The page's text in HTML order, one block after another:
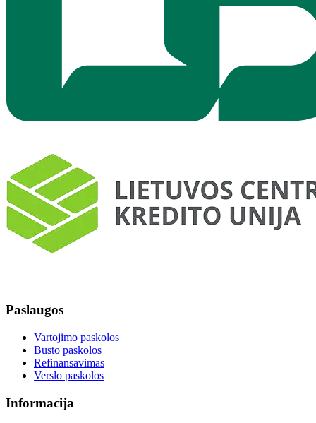
Paslaugos
Vartojimo paskolos
Būsto paskolos
Refinansavimas
Verslo paskolos
Informacija